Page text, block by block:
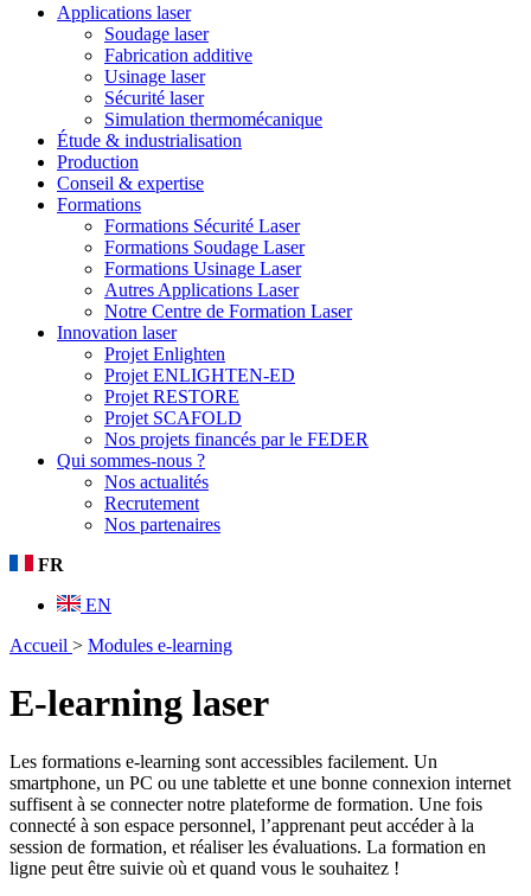
Applications laser
Soudage laser
Fabrication additive
Usinage laser
Sécurité laser
Simulation thermomécanique
Étude & industrialisation
Production
Conseil & expertise
Formations
Formations Sécurité Laser
Formations Soudage Laser
Formations Usinage Laser
Autres Applications Laser
Notre Centre de Formation Laser
Innovation laser
Projet Enlighten
Projet ENLIGHTEN-ED
Projet RESTORE
Projet SCAFOLD
Nos projets financés par le FEDER
Qui sommes-nous ?
Nos actualités
Recrutement
Nos partenaires
FR
EN
Accueil > Modules e-learning
E-learning laser
Les formations e-learning sont accessibles facilement. Un
smartphone, un PC ou une tablette et une bonne connexion internet
suffisent à se connecter notre plateforme de formation. Une fois
connecté à son espace personnel, l’apprenant peut accéder à la
session de formation, et réaliser les évaluations. La formation en
ligne peut être suivie où et quand vous le souhaitez !